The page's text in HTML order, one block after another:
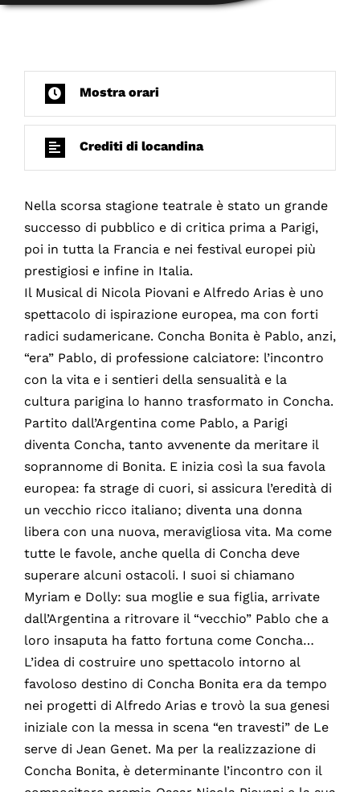
Mostra orari
Crediti di locandina
Nella scorsa stagione teatrale è stato un grande
successo di pubblico e di critica prima a Parigi,
poi in tutta la Francia e nei festival europei più
prestigiosi e infine in Italia.
Il Musical di Nicola Piovani e Alfredo Arias è uno
spettacolo di ispirazione europea, ma con forti
radici sudamericane. Concha Bonita è Pablo, anzi,
“era” Pablo, di professione calciatore: l’incontro
con la vita e i sentieri della sensualità e la
cultura parigina lo hanno trasformato in Concha.
Partito dall’Argentina come Pablo, a Parigi
diventa Concha, tanto avvenente da meritare il
soprannome di Bonita. E inizia così la sua favola
europea: fa strage di cuori, si assicura l’eredità di
un vecchio ricco italiano; diventa una donna
libera con una nuova, meravigliosa vita. Ma come
tutte le favole, anche quella di Concha deve
superare alcuni ostacoli. I suoi si chiamano
Myriam e Dolly: sua moglie e sua figlia, arrivate
dall’Argentina a ritrovare il “vecchio” Pablo che a
loro insaputa ha fatto fortuna come Concha…
L’idea di costruire uno spettacolo intorno al
favoloso destino di Concha Bonita era da tempo
nei progetti di Alfredo Arias e trovò la sua genesi
iniziale con la messa in scena “en travesti” de Le
serve di Jean Genet. Ma per la realizzazione di
Concha Bonita, è determinante l’incontro con il